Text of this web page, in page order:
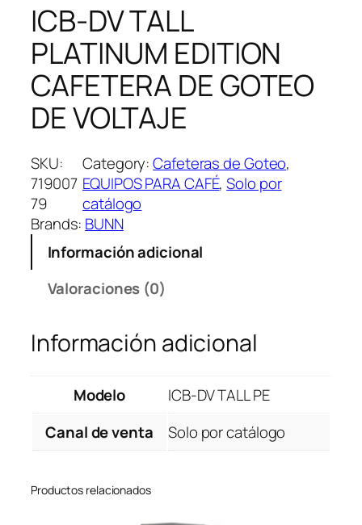
ICB-DV TALL
PLATINUM EDITION
CAFETERA DE GOTEO
DE VOLTAJE
SKU:
719007
79
Category:Cafeteras de Goteo
EQUIPOS PARA CAFÉ, Solo por
catálogo
Brands: BUNN
Información adicional
Valoraciones (0)
Información adicional
Modelo
ICB-DV TALL PE
Canal de venta
Solo por catálogo
Productos relacionados